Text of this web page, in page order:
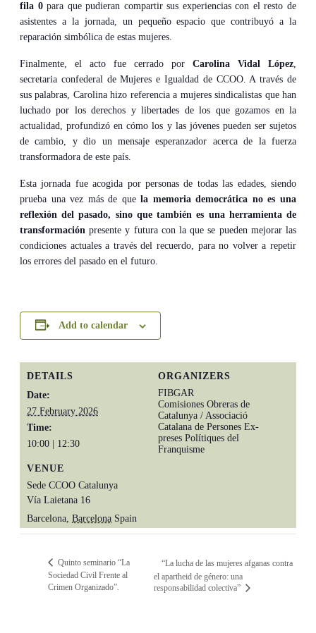
fila 0para que pudieran compartir sus experiencias con el resto de
asistentes a la jornada, un pequeño espacio que contribuyó a la
reparación simbólica de estas mujeres.
Finalmente, el acto fue cerrado por Carolina Vidal López,
secretaria confederal de Mujeres e Igualdad de CCOO. A través de
sus palabras, Carolina hizo referencia a mujeres sindicalistas que han
luchado por los derechos y libertades de los que gozamos en la
actualidad, profundizó en cómo los y las jóvenes pueden ser sujetos
de cambio, y dio un mensaje esperanzador acerca de la fuerza
transformadora de este país.
Esta jornada fue acogida por personas de todas las edades, siendo
prueba una vez más de quela memoria democrática no es una
reflexión del pasado, sino que también es una herramienta de
transformación presente y futura con la que se pueden mejorar las
condiciones actuales a través del recuerdo, para no volver a repetir
los errores del pasado en el futuro.
Add to calendar
DETAILS
Date:
27 February 2026
Time:
10:00 | 12:30
VENUE
Sede CCOO Catalunya
Vía Laietana 16
Barcelona, Barcelona Spain
ORGANIZERS
FIBGAR
Comisiones Obreras de
Catalunya / Associació
Catalana de Persones Ex-
preses Polítiques del
Franquisme
Quinto seminario “La
Sociedad Civil Frente al
Crimen Organizado”.
“La lucha de las mujeres afganas contra
el apartheid de género: una
responsabilidad colectiva”